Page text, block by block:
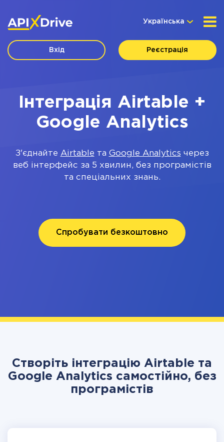
Українська
Вхід Реєстрація
Інтеграція Airtable +
Google Analytics
З'єднайте Airtable та Google Analytics через
веб інтерфейс за 5 хвилин, без програмістів
та спеціальних знань.
Спробувати безкоштовно
Створіть інтеграцію Airtable та
Google Analytics самостійно, без
програмістів